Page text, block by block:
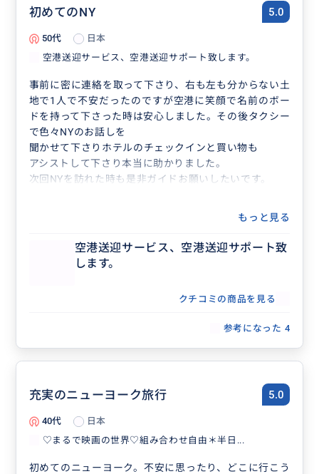
初めてのNY 5.0
50代
日本
空港送迎サービス、空港送迎サポート致します。
事前に密に連絡を取って下さり、右も左も分からない土
地で1人で不安だったのですが空港に笑顔で名前のボー
ドを持って下さった時は安心しました。その後タクシー
で色々NYのお話しを
聞かせて下さりホテルのチェックインと買い物も
アシストして下さり本当に助かりました。
次回NYを訪れた時も是非ガイドお願いしたいです。
もっと見る
空港送迎サービス、空港送迎サポート致
します。
クチコミの商品を見る
参考になった 4
充実のニューヨーク旅行 5.0
40代
日本
♡まるで映画の世界♡組み合わせ自由＊半日...
初めてのニューヨーク。不安に思ったり、どこに行こう